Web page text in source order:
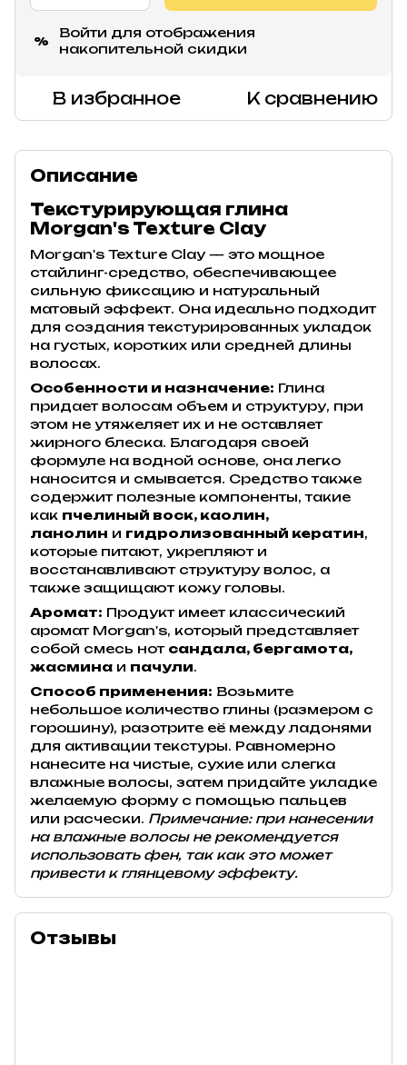
%
Войти для отображения
накопительной скидки
В избранное К сравнению
Описание
Текстурирующая глина
Morgan's Texture Clay
Morgan's Texture Clay — это мощное
стайлинг-средство, обеспечивающее
сильную фиксацию и натуральный
матовый эффект. Она идеально подходит
для создания текстурированных укладок
на густых, коротких или средней длины
волосах.
Особенности и назначение: Глина
придает волосам объем и структуру, при
этом не утяжеляет их и не оставляет
жирного блеска. Благодаря своей
формуле на водной основе, она легко
наносится и смывается. Средство также
содержит полезные компоненты, такие
как пчелиный воск, каолин,
ланолин и гидролизованный кератин,
которые питают, укрепляют и
восстанавливают структуру волос, а
также защищают кожу головы.
Аромат: Продукт имеет классический
аромат Morgan's, который представляет
собой смесь нот сандала, бергамота,
жасмина и пачули.
Способ применения: Возьмите
небольшое количество глины (размером с
горошину), разотрите её между ладонями
для активации текстуры. Равномерно
нанесите на чистые, сухие или слегка
влажные волосы, затем придайте укладке
желаемую форму с помощью пальцев
или расчески. Примечание: при нанесении
на влажные волосы не рекомендуется
использовать фен, так как это может
привести к глянцевому эффекту.
Отзывы